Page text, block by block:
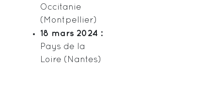
Occitanie
(Montpellier)
18 mars 2024 :
Pays de la
Loire (Nantes)